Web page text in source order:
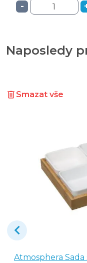
-
Naposledy
Smazat vše
Atmosphera